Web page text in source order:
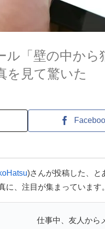
ル「壁の中か
を見て驚いた
)さんが投稿した、と
に、注目が集まっています。
仕事中、友人から